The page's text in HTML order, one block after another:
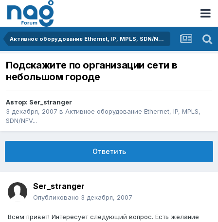
Активное оборудование Ethernet, IP, MPLS, SDN/NFV...
Подскажите по организации сети в
небольшом городе
Автор: Ser_stranger
3 декабря, 2007 в Активное оборудование Ethernet, IP, MPLS,
SDN/NFV...
Ответить
Ser_stranger
Опубликовано 3 декабря, 2007
Всем привет! Интересует следующий вопрос. Есть желание